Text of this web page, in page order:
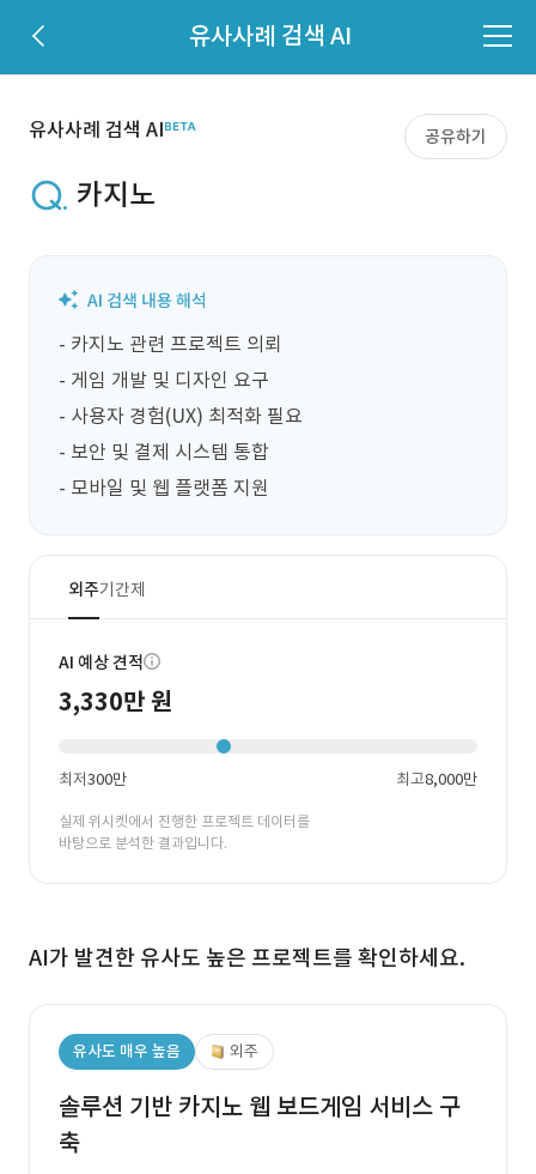
유사사례 검색 AI
유사사례 검색 AI 공유하기
카지노
- 카지노 관련 프로젝트 의뢰
- 게임 개발 및 디자인 요구
- 사용자 경험(UX) 최적화 필요
- 보안 및 결제 시스템 통합
- 모바일 및 웹 플랫폼 지원
외주기간제
AI 예상 견적
3,330만 원
최저300만 최고8,000만
실제 위시켓에서 진행한 프로젝트 데이터를
바탕으로 분석한 결과입니다.
AI가 발견한 유사도 높은 프로젝트를 확인하세요.
유사도 매우 높음 외주
솔루션 기반 카지노 웹 보드게임 서비스 구
축